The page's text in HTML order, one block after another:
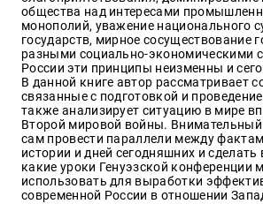
общества над интересами
монополий, уважение национального
государств, мирное сосуществование
разными социально-экономическими
России эти принципы неизменны и
В данной книге автор рассматривает
связанные с подготовкой и
также анализирует ситуацию в мире
Второй мировой войны.
сам провести параллели между
истории и дней сегодняшних и
какие уроки Генуэзской конференции
использовать для выработки
современной России в отношении
pochta@den-
magazin.ru